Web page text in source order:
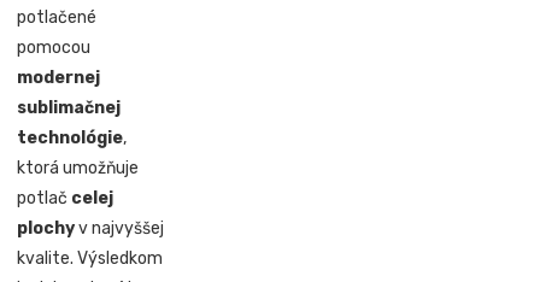
potlačené
pomocou
modernej
sublimačnej
technológie,
ktorá umožňuje
potlač celej
plochyv najvyššej
kvalite. Výsledkom